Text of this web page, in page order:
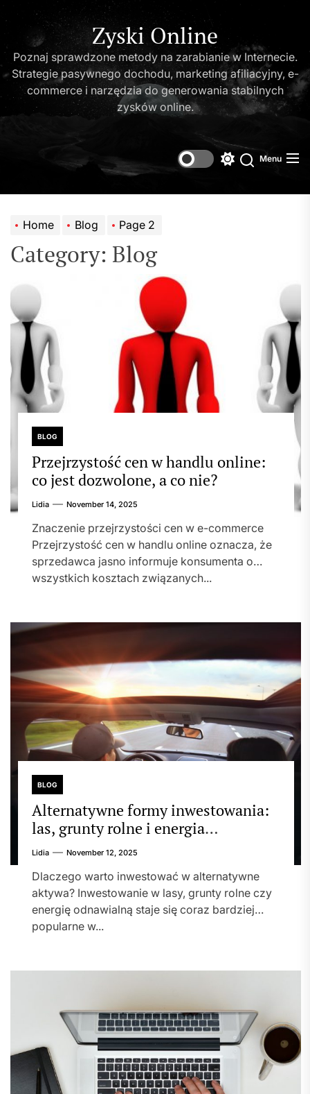
to
content
Zyski Online
Poznaj sprawdzone metody na zarabianie w Internecie.
Strategie pasywnego dochodu, marketing afiliacyjny, e-
commerce i narzędzia do generowania stabilnych
zysków online.
SwitchSearch
Menu
Home Blog Page 2
Category: Blog
BLOG
Przejrzystość cen w handlu online:
co jest dozwolone, a co nie?
Lidia November 14, 2025
Znaczenie przejrzystości cen w e-commerce
Przejrzystość cen w handlu online oznacza, że
sprzedawca jasno informuje konsumenta o
wszystkich kosztach związanych...
BLOG
Alternatywne formy inwestowania:
las, grunty rolne i energia
odnawialna
Lidia November 12, 2025
Dlaczego warto inwestować w alternatywne
aktywa? Inwestowanie w lasy, grunty rolne czy
energię odnawialną staje się coraz bardziej
popularne w...